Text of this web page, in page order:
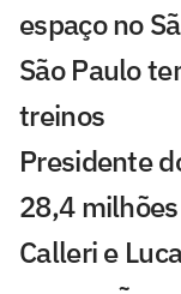
espaço no
São Paulo
treinos
Presidente
28,4
Calleri e